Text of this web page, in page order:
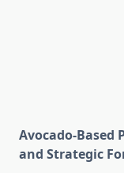
Avocado-Based
and Strategic